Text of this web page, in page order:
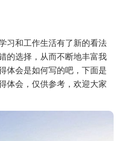
和工作生活有了新的看法
的选择，从而不断地丰富我
体会是如何写的吧，下面是
体会，仅供参考，欢迎大家